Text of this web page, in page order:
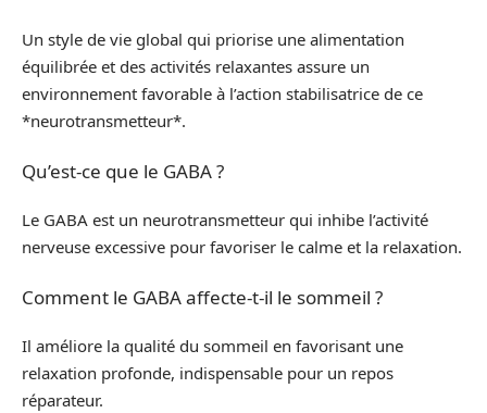
Un style de vie global qui priorise une alimentation
équilibrée et des activités relaxantes assure un
environnement favorable à l’action stabilisatrice de ce
*neurotransmetteur*.
Qu’est-ce que le GABA ?
Le GABA est un neurotransmetteur qui inhibe l’activité
nerveuse excessive pour favoriser le calme et la relaxation.
Comment le GABA affecte-t-il le sommeil ?
Il améliore la qualité du sommeil en favorisant une
relaxation profonde, indispensable pour un repos
réparateur.